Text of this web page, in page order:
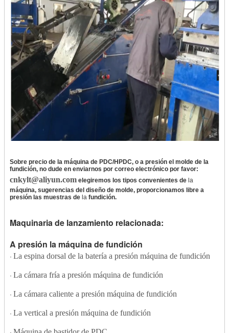
Sobre precio de la máquina de PDC/HPDC, o a presión el molde de la
fundición, no dude en enviarnos por correo electrónico por favor:
cnkylt@aliyun.com elegiremos los tipos convenientes de la
máquina, sugerencias del diseño de molde, proporcionamos libre a
presión las muestras de la fundición.
Maquinaria de lanzamiento relacionada:
A presión la máquina de fundición
· La espina dorsal de la batería a presión máquina de fundición
· La cámara fría a presión máquina de fundición
· La cámara caliente a presión máquina de fundición
· La vertical a presión máquina de fundición